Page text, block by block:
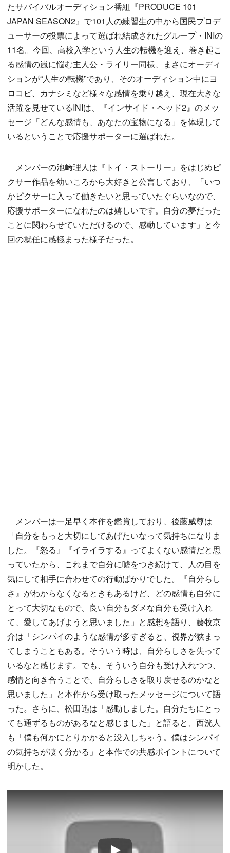
たサバイバルオーディション番組『PRODUCE 101
JAPAN SEASON2』で101人の練習生の中から国民プロデ
ューサーの投票によって選ばれ結成されたグループ・INIの
11名。今回、高校入学という人生の転機を迎え、巻き起こ
る感情の嵐に悩む主人公・ライリー同様、まさにオーディ
ションが“人生の転機”であり、そのオーディション中にヨ
ロコビ、カナシミなど様々な感情を乗り越え、現在大きな
活躍を見せているINIは、『インサイド・ヘッド2』のメッ
セージ「どんな感情も、あなたの宝物になる」を体現して
いるということで応援サポーターに選ばれた。
メンバーの池﨑理人は『トイ・ストーリー』をはじめピ
クサー作品を幼いころから大好きと公言しており、「いつ
かピクサーに入って働きたいと思っていたぐらいなので、
応援サポーターになれたのは嬉しいです。自分の夢だった
ことに関わらせていただけるので、感動しています」と今
回の就任に感極まった様子だった。
メンバーは一足早く本作を鑑賞しており、後藤威尊は
「自分をもっと大切にしてあげたいなって気持ちになりま
した。『怒る』『イライラする』ってよくない感情だと思
っていたから、これまで自分に嘘をつき続けて、人の目を
気にして相手に合わせての行動ばかりでした。『自分らし
さ』がわからなくなるときもあるけど、どの感情も自分に
とって大切なもので、良い自分もダメな自分も受け入れ
て、愛してあげようと思いました」と感想を語り、藤牧京
介は「シンパイのような感情が多すぎると、視界が狭まっ
てしまうこともある。そういう時は、自分らしさを失って
いるなと感じます。でも、そういう自分も受け入れつつ、
感情と向き合うことで、自分らしさを取り戻せるのかなと
思いました」と本作から受け取ったメッセージについて語
った。さらに、松田迅は「感動しました。自分たちにとっ
ても通ずるものがあるなと感じました」と語ると、西洸人
も「僕も何かにとりかかると没入しちゃう。僕はシンパイ
の気持ちが凄く分かる」と本作での共感ポイントについて
明かした。